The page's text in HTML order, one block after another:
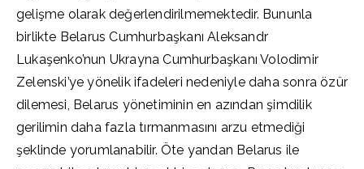
gelişme olarak değerlendirilmemektedir. Bununla
birlikte Belarus Cumhurbaşkanı Aleksandr
Lukaşenko’nun Ukrayna Cumhurbaşkanı Volodimir
Zelenski’ye yönelik ifadeleri nedeniyle daha sonra özür
dilemesi, Belarus yönetiminin en azından şimdilik
gerilimin daha fazla tırmanmasını arzu etmediği
şeklinde yorumlanabilir. Öte yandan Belarus ile